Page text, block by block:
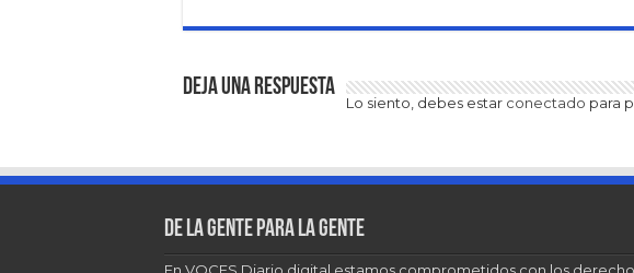
Deja una respuesta
Lo siento, debes estar conectado para
De la gente para la gente
En VOCES Diario digital estamos comprometidos con los